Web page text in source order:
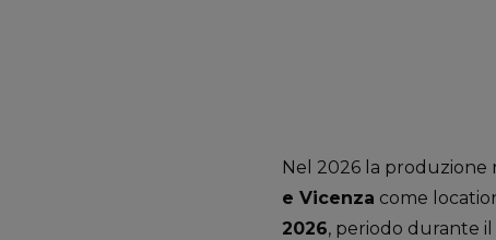
Nel 2026 la
e Vicenza come
2026, periodo durante